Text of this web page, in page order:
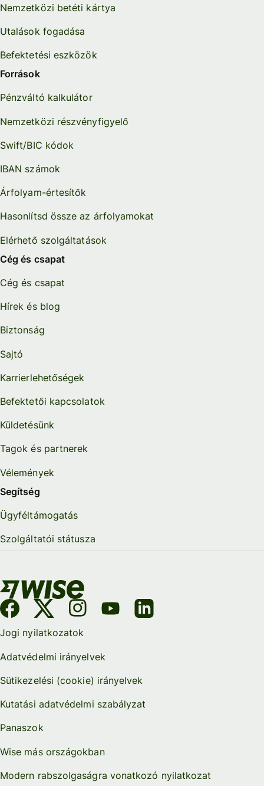
Nemzetközi betéti kártya
Utalások fogadása
Befektetési eszközök
Források
Pénzváltó kalkulátor
Nemzetközi részvényfigyelő
Swift/BIC kódok
IBAN számok
Árfolyam-értesítők
Hasonlítsd össze az árfolyamokat
Elérhető szolgáltatások
Cég és csapat
Cég és csapat
Hírek és blog
Biztonság
Sajtó
Karrierlehetőségek
Befektetői kapcsolatok
Küldetésünk
Tagok és partnerek
Vélemények
Segítség
Ügyféltámogatás
Szolgáltatói státusza
Jogi nyilatkozatok
Adatvédelmi irányelvek
Sütikezelési (cookie) irányelvek
Kutatási adatvédelmi szabályzat
Panaszok
Wise más országokban
Modern rabszolgaságra vonatkozó nyilatkozat